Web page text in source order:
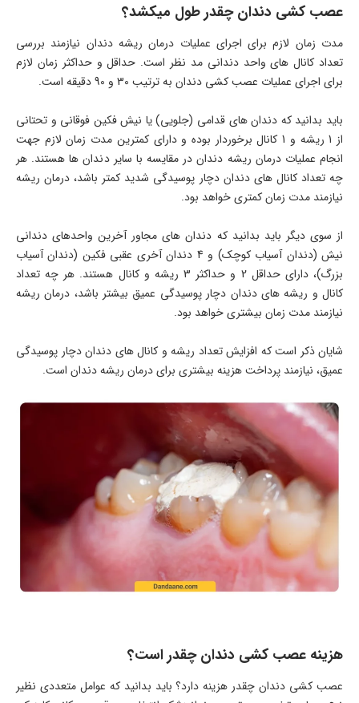
عصب کشی دندان چقدر طول میکشد؟
مدت زمان لازم برای اجرای عملیات درمان ریشه دندان نیازمند بررسی
تعداد کانال های واحد دندانی مد نظر است. حداقل و حداکثر زمان لازم
برای اجرای عملیات عصب کشی دندان به ترتیب 30 و 90 دقیقه است.
باید بدانید که دندان های قدامی (جلویی) یا نیش فکین فوقانی و تحتانی
از 1 ریشه و 1 کانال برخوردار بوده و دارای کمترین مدت زمان لازم جهت
انجام عملیات درمان ریشه دندان در مقایسه با سایر دندان ها هستند. هر
چه تعداد کانال های دندان دچار پوسیدگی شدید کمتر باشد، درمان ریشه
نیازمند مدت زمان کمتری خواهد بود.
از سوی دیگر باید بدانید که دندان های مجاور آخرین واحدهای دندانی
نیش (دندان آسیاب کوچک) و 4 دندان آخری عقبی فکین (دندان آسیاب
بزرگ)، دارای حداقل 2 و حداکثر 3 ریشه و کانال هستند. هر چه تعداد
کانال و ریشه های دندان دچار پوسیدگی عمیق بیشتر باشد، درمان ریشه
نیازمند مدت زمان بیشتری خواهد بود.
شایان ذکر است که افزایش تعداد ریشه و کانال های دندان دچار پوسیدگی
عمیق، نیازمند پرداخت هزینه بیشتری برای درمان ریشه دندان است.
هزینه عصب کشی دندان چقدر است؟
عصب کشی دندان چقدر هزینه دارد؟ باید بدانید که عوامل متعددی نظیر